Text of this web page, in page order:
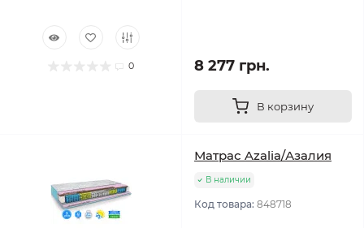
0 8 277 грн.
В корзину
Матрас Azalia/Азалия
В наличии
Код товара: 848718